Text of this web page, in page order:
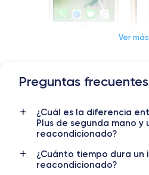
Dimensiones y Peso
Lanzamiento
07/09/2016
Dimensiones
158.2×77.9×7.3 mm
Ver más
Preguntas frecuentes
¿Cuál es la diferencia
Plus de segunda mano y
reacondicionado?
¿Cuánto tiempo dura un
reacondicionado?